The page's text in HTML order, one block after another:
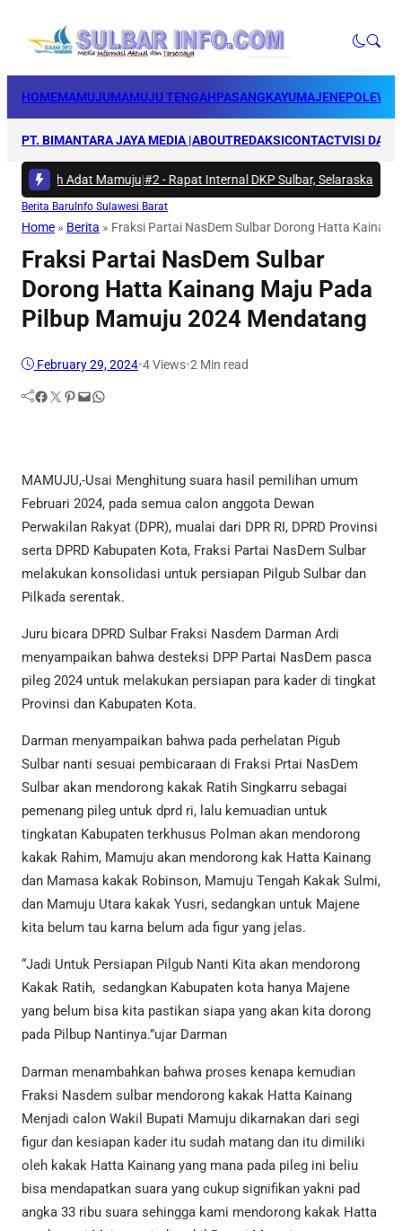
HOMEMAMUJUMAMUJU TENGAHPASANGKAYUMAJENE
PT. BIMANTARA JAYA MEDIA |ABOUTREDAKSICONTACTVISI DAN
Adat Mamuju|#2 -Rapat Internal DKP Sulbar, Selaraskan
Berita Baru Info Sulawesi Barat
Home » Berita » Fraksi Partai NasDem Sulbar Dorong Hatta
Fraksi Partai NasDem Sulbar
Dorong Hatta Kainang Maju Pada
Pilbup Mamuju 2024 Mendatang
February 29, 2024•4Views•2 Min read
Facebook Twitter Pinterest Mail WhatsApp
MAMUJU,-Usai Menghitung suara hasil pemilihan umum
Februari 2024, pada semua calon anggota Dewan
Perwakilan Rakyat (DPR), mualai dari DPR RI, DPRD Provinsi
serta DPRD Kabupaten Kota, Fraksi Partai NasDem Sulbar
melakukan konsolidasi untuk persiapan Pilgub Sulbar dan
Pilkada serentak.
Juru bicara DPRD Sulbar Fraksi Nasdem Darman Ardi
menyampaikan bahwa desteksi DPP Partai NasDem pasca
pileg 2024 untuk melakukan persiapan para kader di tingkat
Provinsi dan Kabupaten Kota.
Darman menyampaikan bahwa pada perhelatan Pigub
Sulbar nanti sesuai pembicaraan di Fraksi Prtai NasDem
Sulbar akan mendorong kakak Ratih Singkarru sebagai
pemenang pileg untuk dprd ri, lalu kemuadian untuk
tingkatan Kabupaten terkhusus Polman akan mendorong
kakak Rahim, Mamuju akan mendorong kak Hatta Kainang
dan Mamasa kakak Robinson, Mamuju Tengah Kakak Sulmi,
dan Mamuju Utara kakak Yusri, sedangkan untuk Majene
kita belum tau karna belum ada figur yang jelas.
“Jadi Untuk Persiapan Pilgub Nanti Kita akan mendorong
Kakak Ratih, sedangkan Kabupaten kota hanya Majene
yang belum bisa kita pastikan siapa yang akan kita dorong
pada Pilbup Nantinya.”ujar Darman
Darman menambahkan bahwa proses kenapa kemudian
Fraksi Nasdem sulbar mendorong kakak Hatta Kainang
Menjadi calon Wakil Bupati Mamuju dikarnakan dari segi
figur dan kesiapan kader itu sudah matang dan itu dimiliki
oleh kakak Hatta Kainang yang mana pada pileg ini beliu
bisa mendapatkan suara yang cukup signifikan yakni pad
angka 33 ribu suara sehingga kami mendorong kakak Hatta